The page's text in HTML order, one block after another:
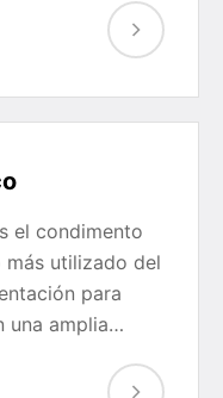
el condimento
más utilizado del
para
una amplia…